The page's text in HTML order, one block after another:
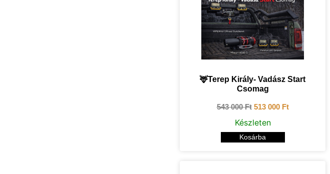
🦌Terep Király- Vadász Start
Csomag
543 000Ft 513 000 Ft
Készleten
Kosárba